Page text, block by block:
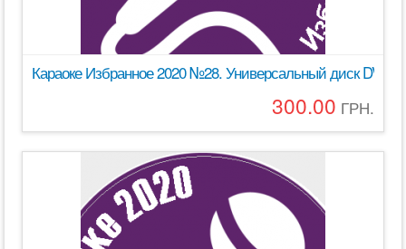
Караоке Избранное 2020 №28. Универсальный диск DVD
300.00 ГРН.